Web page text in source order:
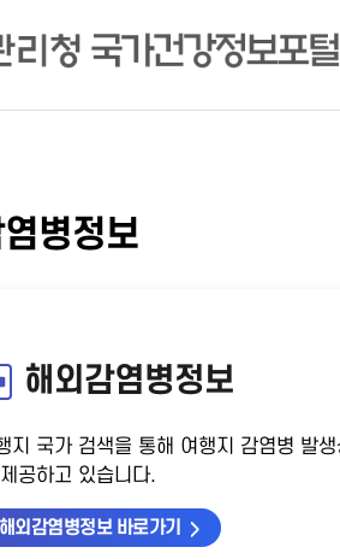
병정보
해외감염병정보
지 국가 검색을 통해 여행지 감염병 발
공하고 있습니다.
해외감염병정보 바로가기